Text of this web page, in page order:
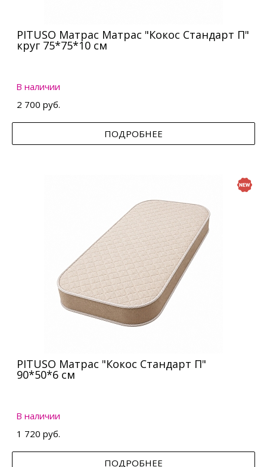
PITUSO Матрас Матрас "Кокос Стандарт П"
круг 75*75*10 см
В наличии
2 700 руб.
ПОДРОБНЕЕ
PITUSO Матрас "Кокос Стандарт П"
90*50*6 см
В наличии
1 720 руб.
ПОДРОБНЕЕ